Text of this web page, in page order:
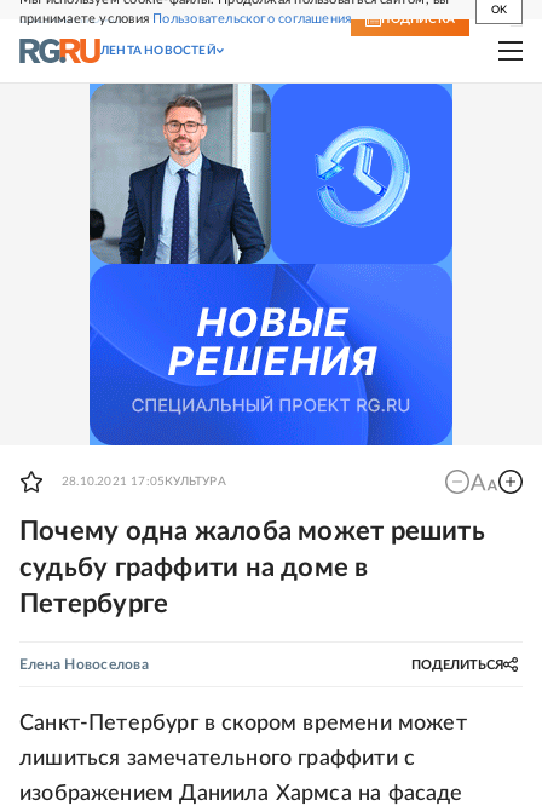
принимаете условия Пользовательского соглашения
OK
СВЕЖИЙ НОМЕР ПОДПИСКА
ЛЕНТА НОВОСТЕЙ
28.10.2021 17:05 КУЛЬТУРА
Почему одна жалоба может решить
судьбу граффити на доме в
Петербурге
Елена Новоселова ПОДЕЛИТЬСЯ
Санкт-Петербург в скором времени может
лишиться замечательного граффити с
изображением Даниила Хармса на фасаде